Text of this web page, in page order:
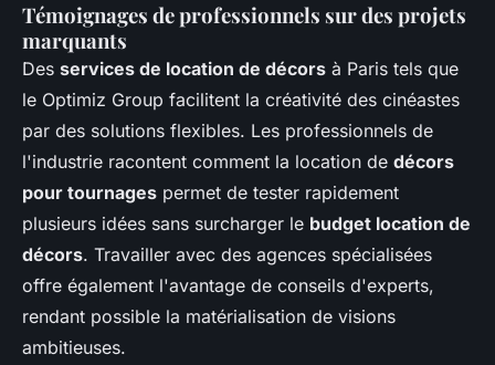
Témoignages de professionnels sur des projets
marquants
Des services de location de décors à Paris tels que
le Optimiz Group facilitent la créativité des cinéastes
par des solutions flexibles. Les professionnels de
l'industrie racontent comment la location de décors
pour tournages permet de tester rapidement
plusieurs idées sans surcharger le budget location de
décors. Travailler avec des agences spécialisées
offre également l'avantage de conseils d'experts,
rendant possible la matérialisation de visions
ambitieuses.